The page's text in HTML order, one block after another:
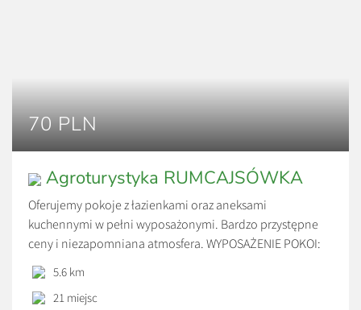
70 PLN
Agroturystyka RUMCAJSÓWKA
Oferujemy pokoje z łazienkami oraz aneksami
kuchennymi w pełni wyposażonymi. Bardzo przystępne
ceny i niezapomniana atmosfera. WYPOSAŻENIE POKOI:
łóżko piętrowe (góra, dół) łóżko małżeńskie ( w dwóch
pokojach) łóżka pojedyncze stół z krzesłami szafa, komoda
szafka nocna kuchnia: lodówka, czajnik, mikrofalówka,
5.6 km
21 miejsc